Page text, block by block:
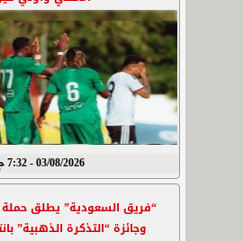
03/08/2026 - 7:32 م
“فريق السعودية” يطلق حملة
وجائزة “التذكرة الذهبية”